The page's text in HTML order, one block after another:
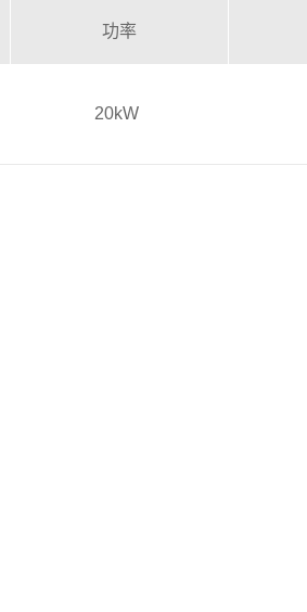
功率
20kW